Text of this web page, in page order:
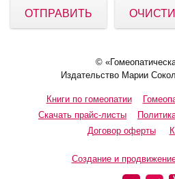
ОТПРАВИТЬ
©
Издательство Марии
Книги по гомеопатии
Скачать прайс-листы
Договор оферты
Создание и